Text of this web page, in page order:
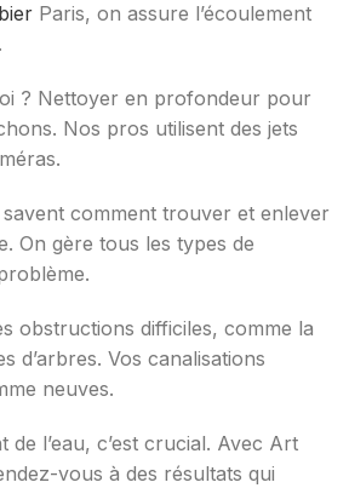
Paris, on assure l’écoulement
? Nettoyer en profondeur pour
Nos pros utilisent des jets
comment trouver et enlever
On gère tous les types de
obstructions difficiles, comme la
d’arbres. Vos canalisations
neuves.
l’eau, c’est crucial. Avec Art
vous à des résultats qui